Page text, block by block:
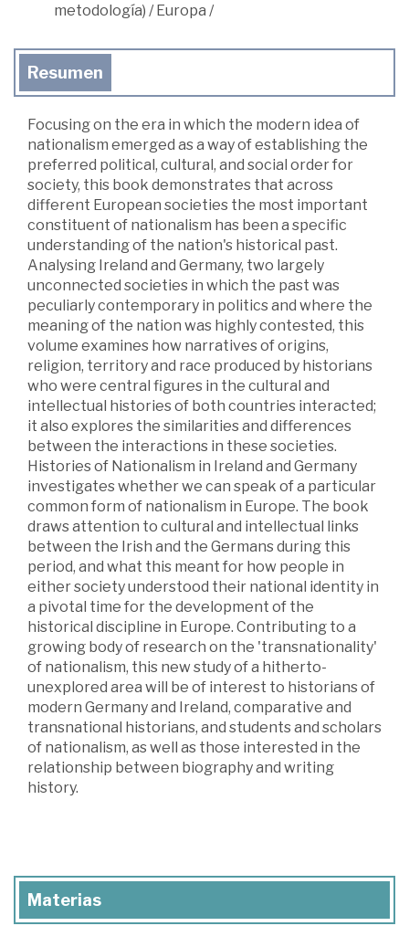
metodología) /Europa /
Resumen
Focusing on the era in which the modern idea of
nationalism emerged as a way of establishing the
preferred political, cultural, and social order for
society, this book demonstrates that across
different European societies the most important
constituent of nationalism has been a specific
understanding of the nation's historical past.
Analysing Ireland and Germany, two largely
unconnected societies in which the past was
peculiarly contemporary in politics and where the
meaning of the nation was highly contested, this
volume examines how narratives of origins,
religion, territory and race produced by historians
who were central figures in the cultural and
intellectual histories of both countries interacted;
it also explores the similarities and differences
between the interactions in these societies.
Histories of Nationalism in Ireland and Germany
investigates whether we can speak of a particular
common form of nationalism in Europe. The book
draws attention to cultural and intellectual links
between the Irish and the Germans during this
period, and what this meant for how people in
either society understood their national identity in
a pivotal time for the development of the
historical discipline in Europe. Contributing to a
growing body of research on the 'transnationality'
of nationalism, this new study of a hitherto-
unexplored area will be of interest to historians of
modern Germany and Ireland, comparative and
transnational historians, and students and scholars
of nationalism, as well as those interested in the
relationship between biography and writing
history.
Materias